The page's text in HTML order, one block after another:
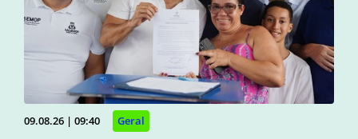
09.08.26 | 09:40 Geral